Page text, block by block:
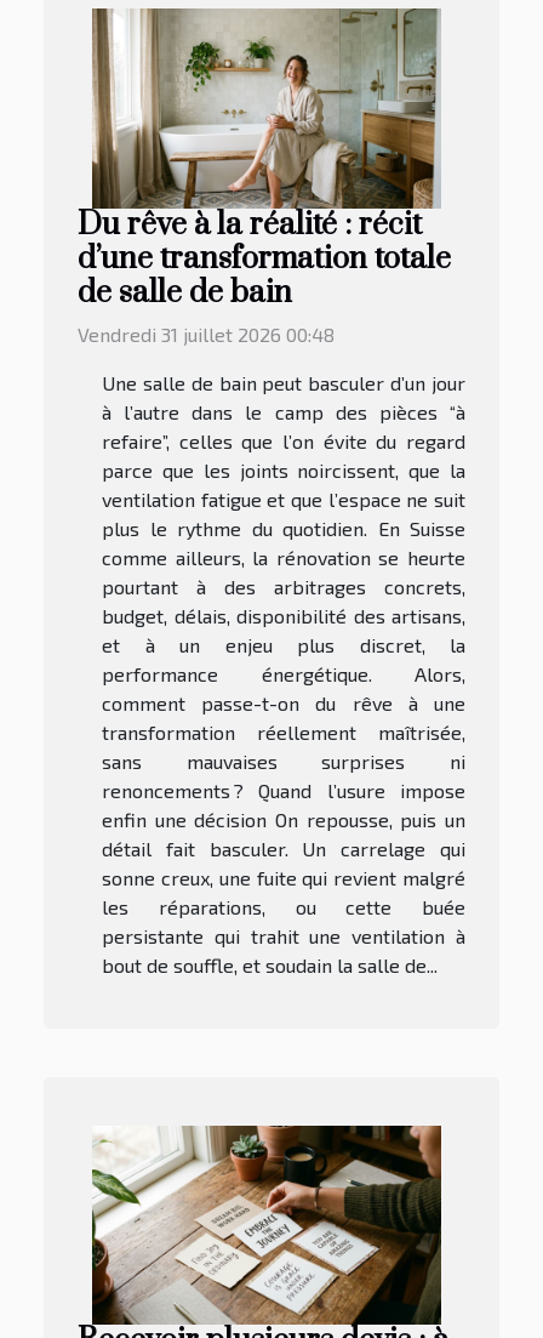
Du rêve à la réalité : récit
d’une transformation totale
de salle de bain
Vendredi 31 juillet 2026 00:48
Une salle de bain peut basculer d’un jour
à l’autre dans le camp des pièces “à
refaire”, celles que l’on évite du regard
parce que les joints noircissent, que la
ventilation fatigue et que l’espace ne suit
plus le rythme du quotidien. En Suisse
comme ailleurs, la rénovation se heurte
pourtant à des arbitrages concrets,
budget, délais, disponibilité des artisans,
et à un enjeu plus discret, la
performance énergétique. Alors,
comment passe-t-on du rêve à une
transformation réellement maîtrisée,
sans mauvaises surprises ni
renoncements ? Quand l’usure impose
enfin une décision On repousse, puis un
détail fait basculer. Un carrelage qui
sonne creux, une fuite qui revient malgré
les réparations, ou cette buée
persistante qui trahit une ventilation à
bout de souffle, et soudain la salle de...